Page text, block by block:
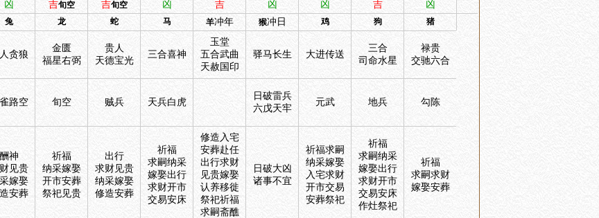
凶 吉旬空 吉旬空 凶 吉 凶 凶 吉 凶
兔 龙 蛇 马 羊冲年 猴冲日 鸡 狗 猪
贪狼
金匮
福星右弼
贵人
天德宝光
三合喜神
玉堂
五合武曲
天赦国印
驿马长生 大进传送
三合
司命水星
禄贵
交驰六合
路空 旬空 贼兵 天兵白虎
日破雷兵
六戊天牢
元武 地兵 勾陈
酬神
见贵
嫁娶
安葬
祈福
纳采嫁娶
开市安葬
祭祀见贵
出行
求财见贵
纳采嫁娶
修造安葬
祈福
求嗣纳采
嫁娶出行
求财开市
交易安床
修造入宅
安葬赴任
出行求财
见贵嫁娶
认养移徙
祭祀祈福
求嗣斋醮
日破大凶
诸事不宜
祈福求嗣
纳采嫁娶
入宅求财
开市交易
安葬祭祀
祈福
求嗣纳采
嫁娶出行
求财开市
交易安床
作灶祭祀
祈福
求嗣求财
嫁娶安葬